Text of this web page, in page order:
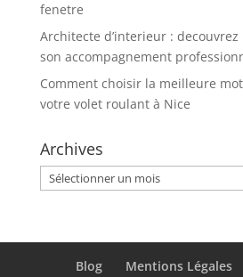
fenetre
Architecte d’interieur : decouvrez
son accompagnement
Comment choisir la meilleure
votre volet roulant à Nice
Archives
Archives
Blog Mentions Légales